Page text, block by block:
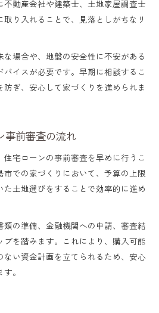
動産会社や建築士、土地家屋調査士
り入れることで、見落としがちなリ
場合や、地盤の安全性に不安がある
イスが必要です。早期に相談するこ
防ぎ、安心して家づくりを進められま
事前審査の流れ
宅ローンの事前審査を早めに行うこ
市での家づくりにおいて、予算の上限
土地選びをすることで効率的に進め
の準備、金融機関への申請、審査結
を踏みます。これにより、購入可能
い資金計画を立てられるため、安心
。